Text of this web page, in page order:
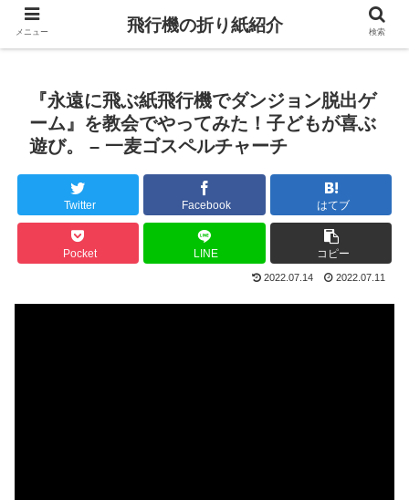
『永遠に飛ぶ紙飛行機でダンジョン脱出ゲ
ーム』を教会でやってみた！子どもが喜ぶ
遊び。 – 一麦ゴスペルチャーチ
Twitter Facebook はてブ
Pocket LINE コピー
2022.07.14 2022.07.11
メニュー 飛行機の折り紙紹介 検索